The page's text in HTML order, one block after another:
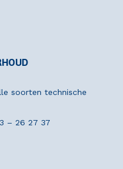
soorten technische
– 26 27 37